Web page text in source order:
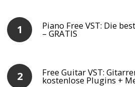
Piano Free VST: Die
– GRATIS
Free Guitar VST:
kostenlose Plugins +